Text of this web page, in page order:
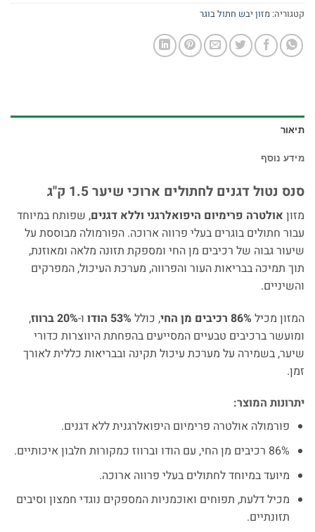
קטגוריה: מזון יבש חתול בוגר
תיאור
מידע נוסף
סנס נטול דגנים לחתולים ארוכי שיער 1.5 ק"ג
מזון אולטרה פרימיום היפואלרגני וללא דגנים, שפותח במיוחד
עבור חתולים בוגרים בעלי פרווה ארוכה. הפורמולה מבוססת על
שיעור גבוה של רכיבים מן החי ומספקת תזונה מלאה ומאוזנת,
תוך תמיכה בבריאות העור והפרווה, מערכת העיכול, המפרקים
והשיניים.
המזון מכיל 86% רכיבים מן החי , כולל 53% הודו ו-20% ברווז
,
ומועשר ברכיבים טבעיים המסייעים בהפחתת היווצרות כדורי
שיער, בשמירה על מערכת עיכול תקינה ובבריאות כללית לאורך
זמן.
יתרונות המוצר:
פורמולה אולטרה פרימיום היפואלרגנית ללא דגנים.
86% רכיבים מן החי, עם הודו וברווז כמקורות חלבון איכותיים.
מיועד במיוחד לחתולים בעלי פרווה ארוכה.
מכיל דלעת, תפוחים ואוכמניות המספקים נוגדי חמצון וסיבים
תזונתיים.